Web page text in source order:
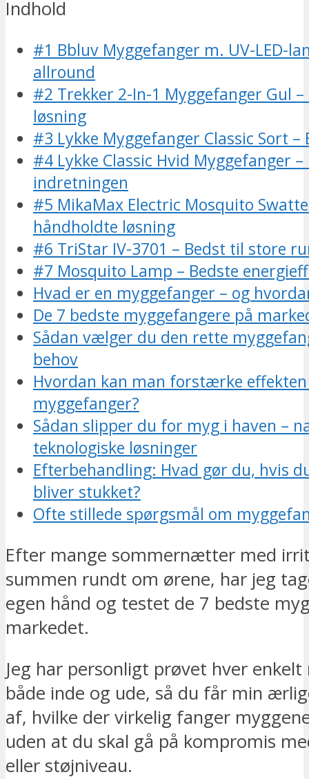
Indhold
#1 Bbluv Myggefanger m. UV-LED-
allround
#2 Trekker 2-In-1 Myggefanger Gul –
løsning
#3 Lykke Myggefanger Classic Sort –
#4 Lykke Classic Hvid Myggefanger
indretningen
#5 MikaMax Electric Mosquito
håndholdte løsning
#6 TriStar IV-3701 – Bedst til store
#7 Mosquito Lamp – Bedste
Hvad er en myggefanger – og
De 7 bedste myggefangere på
Sådan vælger du den rette
behov
Hvordan kan man forstærke
myggefanger?
Sådan slipper du for myg i haven –
teknologiske løsninger
Efterbehandling: Hvad gør du, hvis
bliver stukket?
Ofte stillede spørgsmål om
Efter mange sommernætter med
summen rundt om ørene, har jeg
egen hånd og testet de 7 bedste
markedet.
Jeg har personligt prøvet hver
både inde og ude, så du får min
af, hvilke der virkelig fanger
uden at du skal gå på kompromis
eller støjniveau.